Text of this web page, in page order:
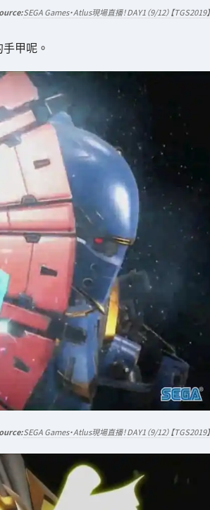
SEGA Games・Atlus現場直播！DAY1（9/12）【TGS2019】
甲呢。
SEGA Games・Atlus現場直播！DAY1（9/12）【TGS2019】